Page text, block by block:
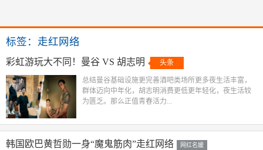
标签：走红网络
彩虹游玩大不同！曼谷 VS 胡志明 头条
总结曼谷基础设施更完善酒吧类场所更多夜生活丰富，
群体迈向中年化，胡志明消费更低更年轻化，夜生活较
为匮乏。那么正值青春活力...
韩国欧巴黄哲勋一身“魔鬼筋肉”走红网络 网红名媛